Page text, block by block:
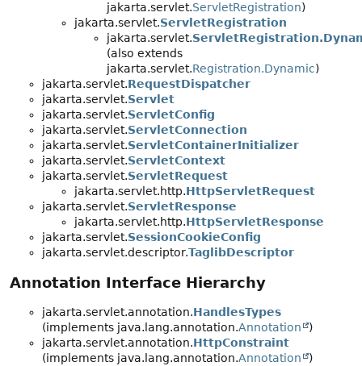
jakarta.servlet.ServletRegistration)
jakarta.servlet.ServletRegistration
jakarta.servlet.
(also extends
jakarta.servlet.Registration.Dynamic)
jakarta.servlet.RequestDispatcher
jakarta.servlet.Servlet
jakarta.servlet.ServletConfig
jakarta.servlet.ServletConnection
jakarta.servlet.ServletContainerInitializer
jakarta.servlet.ServletContext
jakarta.servlet.ServletRequest
jakarta.servlet.http.HttpServletRequest
jakarta.servlet.ServletResponse
jakarta.servlet.http.HttpServletResponse
jakarta.servlet.SessionCookieConfig
jakarta.servlet.descriptor.TaglibDescriptor
Annotation Interface Hierarchy
jakarta.servlet.annotation.HandlesTypes
(implements java.lang.annotation.Annotation
)
jakarta.servlet.annotation.HttpConstraint
(implements java.lang.annotation.Annotation
)